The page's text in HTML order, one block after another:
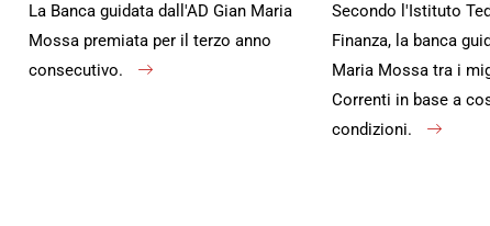
La Banca guidata dall'AD Gian Maria
Mossa premiata per il terzo anno
consecutivo.
Secondo l'Istituto
Finanza, la banca
Maria Mossa tra i
Correnti in base a
condizioni.